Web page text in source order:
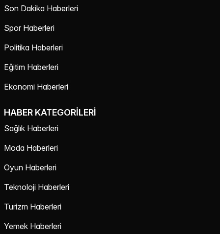
Son Dakika Haberleri
Spor Haberleri
Politika Haberleri
Eğitim Haberleri
Ekonomi Haberleri
HABER KATEGORILERI
Sağlık Haberleri
Moda Haberleri
Oyun Haberleri
Teknoloji Haberleri
Turizm Haberleri
Yemek Haberleri